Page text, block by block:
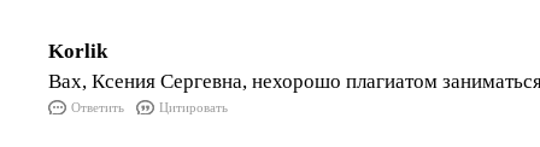
Korlik
Вах, Ксения Сергевна, нехорошо плагиатом
Ответить Цитировать